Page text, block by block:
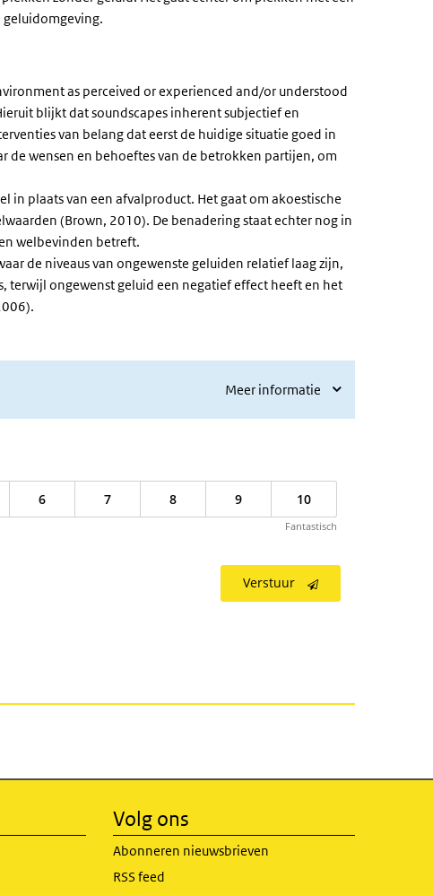
as perceived or experienced and/or understood
blijkt dat soundscapes inherent subjectief en
van belang dat eerst de huidige situatie goed in
de wensen en behoeftes van de betrokken partijen, om
in plaats van een afvalproduct. Het gaat om akoestische
(Brown, 2010). De benadering staat echter nog in
welbevinden betreft.
de niveaus van ongewenste geluiden relatief laag zijn,
terwijl ongewenst geluid een negatief effect heeft en het
Meer informatie
6 7 8 9 10
Fantastisch
Verstuur
Volg ons
Abonneren nieuwsbrieven
RSS feed